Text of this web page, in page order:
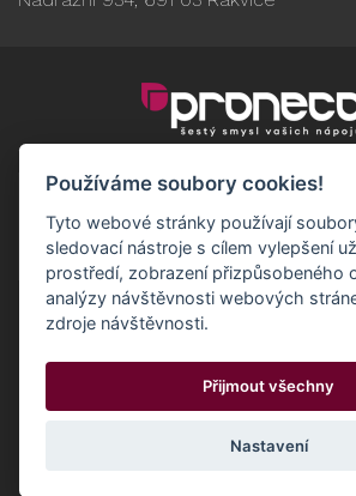
GDPR -
Používáme soubory cookies!
Tyto webové stránky používají
sledovací nástroje s cílem vylepšení
prostředí, zobrazení přizpůsobeného
analýzy návštěvnosti webových
zdroje návštěvnosti.
Přijmout všechny
Nastavení